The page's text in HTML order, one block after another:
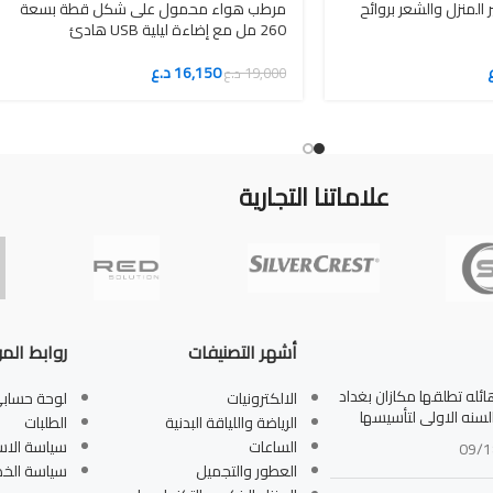
والشعر بروائح مرطب هواء محمول على شكل قطة بسعة
260 مل مع إضاءة ليلية USB هادئ
19,000د.ع16,150د.ع
علاماتنا التجارية
تطلقها مكازان بغداد
الاولى لتأسيسها
09/
أشهر التصنيفات
الالكترونيات
الرياضة واللياقة البدنية
الساعات
العطور والتجميل
روابط
لوحة
الطلبات
سياسة
سياسة